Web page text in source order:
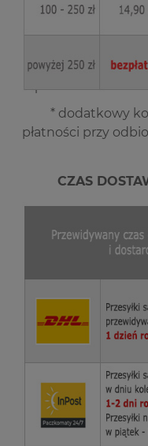
* dodatkowy
płatności przy
CZAS